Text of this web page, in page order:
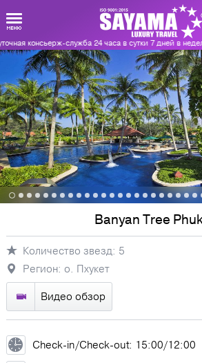
консьерж-служба 24 часа в сутки 7 дней в неделю
Виртуальная карта
Регионы Отели
Banyan Tree
Количество звезд: 5
Регион: о. Пхукет
Видео обзор
Check-in/Check-out: 15:00/12:00